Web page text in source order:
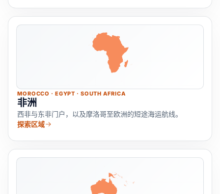
MOROCCO · EGYPT · SOUTH AFRICA
非洲
西非与东非门户，以及摩洛哥至欧洲的短途海运航线。
探索区域